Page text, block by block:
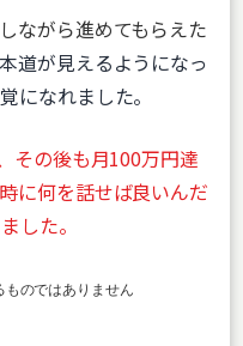
ながら進めてもらえた
道が見えるようになっ
になれました。
その後も月100万円達
に何を話せば良いんだ
した。
のではありません